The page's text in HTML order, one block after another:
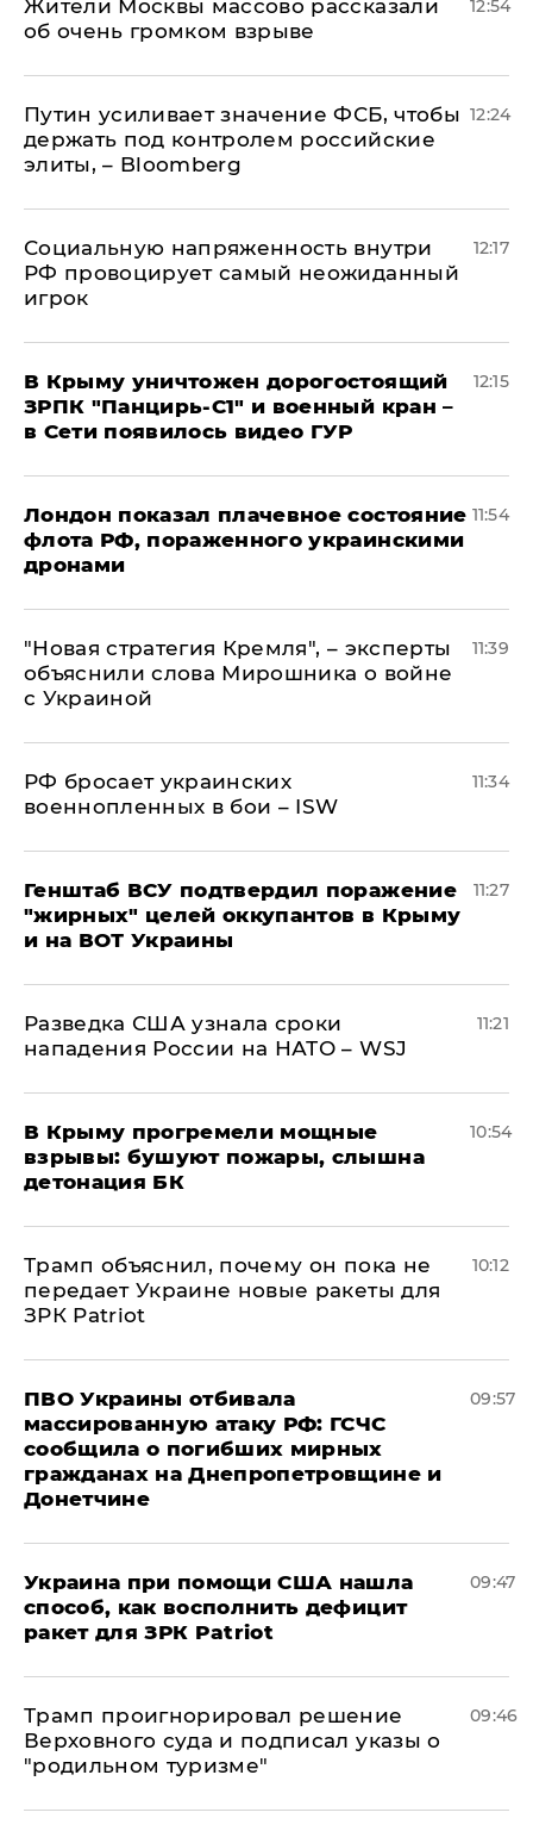
Жители Москвы массово рассказали
об очень громком взрыве
12:54
Путин усиливает значение ФСБ, чтобы
держать под контролем российские
элиты, – Bloomberg
12:24
Социальную напряженность внутри
РФ провоцирует самый неожиданный
игрок
12:17
В Крыму уничтожен дорогостоящий
ЗРПК "Панцирь-С1" и военный кран –
в Сети появилось видео ГУР
12:15
Лондон показал плачевное состояние
флота РФ, пораженного украинскими
дронами
11:54
"Новая стратегия Кремля", – эксперты
объяснили слова Мирошника о войне
с Украиной
11:39
РФ бросает украинских
военнопленных в бои – ISW
11:34
Генштаб ВСУ подтвердил поражение
"жирных" целей оккупантов в Крыму
и на ВОТ Украины
11:27
Разведка США узнала сроки
нападения России на НАТО – WSJ
11:21
В Крыму прогремели мощные
взрывы: бушуют пожары, слышна
детонация БК
10:54
Трамп объяснил, почему он пока не
передает Украине новые ракеты для
ЗРК Patriot
10:12
ПВО Украины отбивала
массированную атаку РФ: ГСЧС
сообщила о погибших мирных
гражданах на Днепропетровщине и
Донетчине
09:57
Украина при помощи США нашла
способ, как восполнить дефицит
ракет для ЗРК Patriot
09:47
Трамп проигнорировал решение
Верховного суда и подписал указы о
"родильном туризме"
09:46